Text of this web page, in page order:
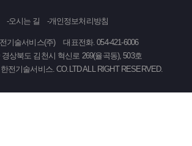
오시는 길 개인정보처리방침
기술서비스(주)
대표전화. 054-421-6006
경상북도 김천시 혁신로 269(율곡동), 503호
전기술서비스. CO.LTD ALL RIGHT RESERVED.